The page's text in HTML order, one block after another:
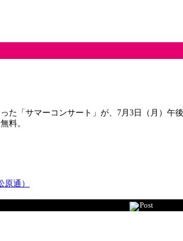
た「サマーコンサート」が、7月3日（月）
料。
通）
Post